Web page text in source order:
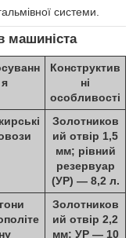
системи.
машиніста
я
Конструктив
ні
особливості
Золотников
ий отвір 1,5
мм; рівний
резервуар
(УР) — 8,2 л.
ну
Золотников
ий отвір 2,2
мм; УР — 10